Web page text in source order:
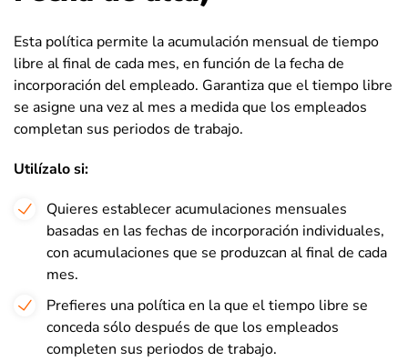
Esta política permite la acumulación mensual de tiempo
libre al final de cada mes, en función de la fecha de
incorporación del empleado. Garantiza que el tiempo libre
se asigne una vez al mes a medida que los empleados
completan sus periodos de trabajo.
Utilízalo si:
Quieres establecer acumulaciones mensuales
basadas en las fechas de incorporación individuales,
con acumulaciones que se produzcan al final de cada
mes.
Prefieres una política en la que el tiempo libre se
conceda sólo después de que los empleados
completen sus periodos de trabajo.